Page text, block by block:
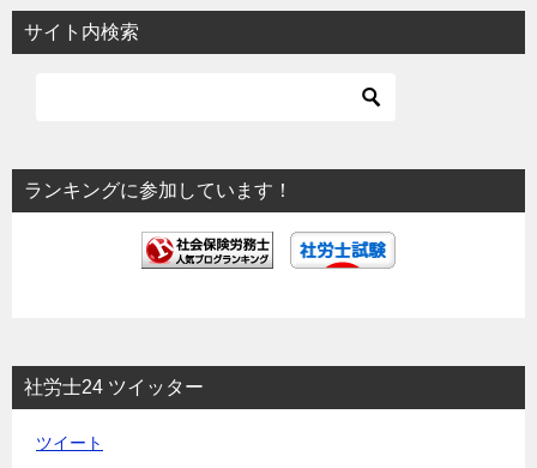
ビ
ゲ
ョ
ン
サイト内検索
ランキングに参加しています！
社労士24 ツイッター
ツイート